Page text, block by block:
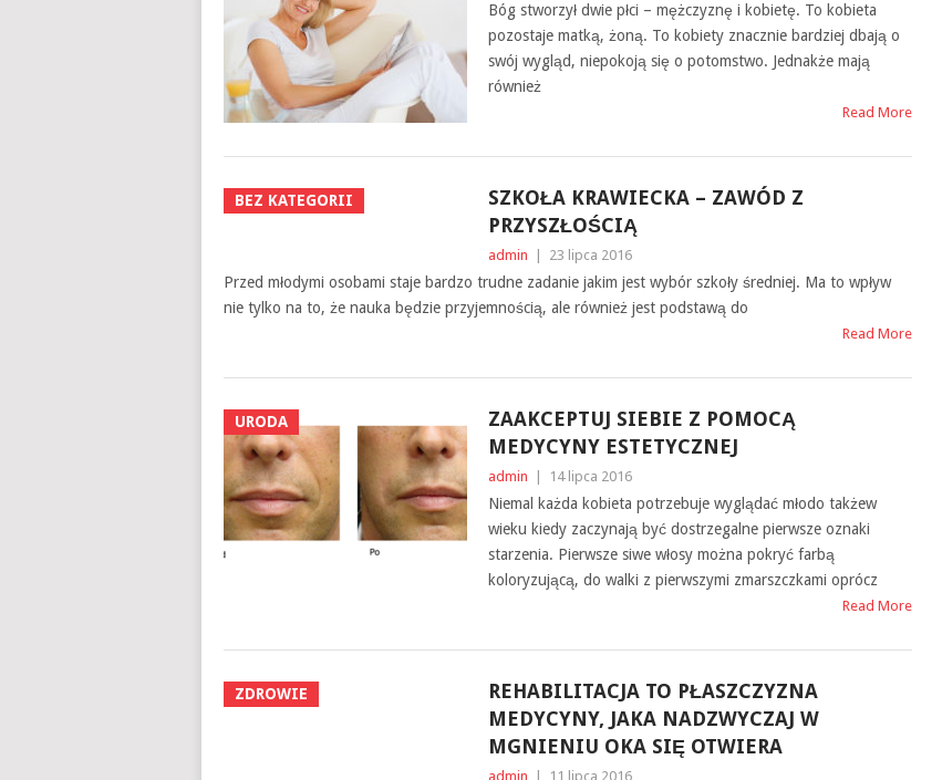
Bóg stworzył dwie płci – mężczyznę i kobietę. To kobieta
pozostaje matką, żoną. To kobiety znacznie bardziej dbają o
swój wygląd, niepokoją się o potomstwo. Jednakże mają
również
Read More
BEZ KATEGORII
SZKOŁA KRAWIECKA – ZAWÓD Z
PRZYSZŁOŚCIĄ
admin 23 lipca 2016
Przed młodymi osobami staje bardzo trudne zadanie jakim jest wybór szkoły średniej. Ma to wpływ
nie tylko na to, że nauka będzie przyjemnością, ale również jest podstawą do
Read More
URODA
ZAAKCEPTUJ SIEBIE Z POMOCĄ
MEDYCYNY ESTETYCZNEJ
admin 14 lipca 2016
Niemal każda kobieta potrzebuje wyglądać młodo takżew
wieku kiedy zaczynają być dostrzegalne pierwsze oznaki
starzenia. Pierwsze siwe włosy można pokryć farbą
koloryzującą, do walki z pierwszymi zmarszczkami oprócz
Read More
ZDROWIE
REHABILITACJA TO PŁASZCZYZNA
MEDYCYNY, JAKA NADZWYCZAJ W
MGNIENIU OKA SIĘ OTWIERA
admin 11 lipca 2016